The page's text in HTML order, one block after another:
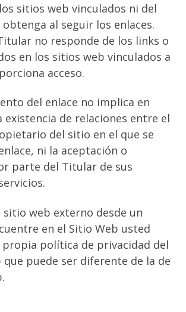
sitios web vinculados ni del
al seguir los enlaces.
no responde de los links o
en los sitios web vinculados a
acceso.
del enlace no implica en
existencia de relaciones entre el
del sitio en el que se
ni la aceptación o
parte del Titular de sus
sitio web externo desde un
en el Sitio Web usted
propia política de privacidad del
puede ser diferente de la de